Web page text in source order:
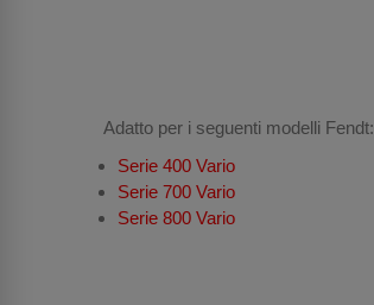
Adatto per i seguenti modelli Fendt:
Serie 400 Vario
Serie 700 Vario
Serie 800 Vario